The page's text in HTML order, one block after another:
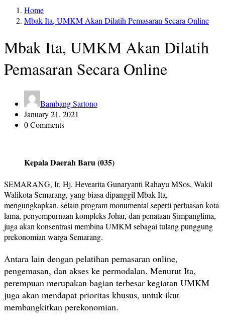
Home
Mbak Ita, UMKM Akan Dilatih Pemasaran Secara Online
Mbak Ita, UMKM Akan Dilatih
Pemasaran Secara Online
Bambang Sartono
January 21, 2021
0 Comments
Kepala Daerah Baru (035)
SEMARANG, Ir. Hj. Hevearita Gunaryanti Rahayu MSos, Wakil
Walikota Semarang, yang biasa dipanggil Mbak Ita,
mengungkapkan, selain program monumental seperti perluasan kota
lama, penyempurnaan kompleks Johar, dan penataan Simpanglima,
juga akan konsentrasi membina UMKM sebagai tulang punggung
prekonomian warga Semarang.
Antara lain dengan pelatihan pemasaran online,
pengemasan, dan akses ke permodalan. Menurut Ita,
perempuan merupakan bagian terbesar kegiatan UMKM
juga akan mendapat prioritas khusus, untuk ikut
membangkitkan perekonomian.